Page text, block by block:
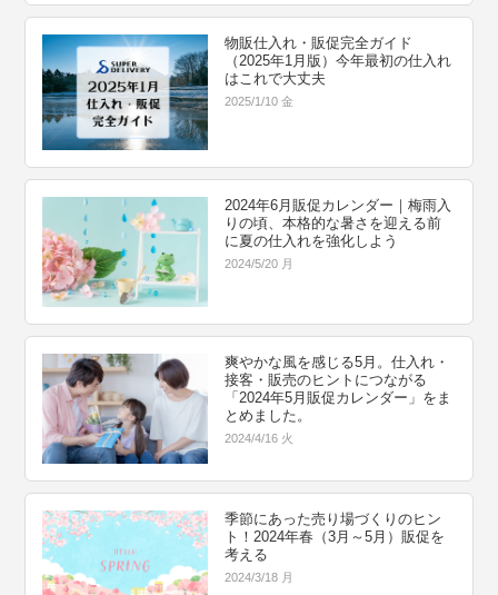
物販仕入れ・販促完全ガイド
（2025年1月版）今年最初の仕入れ
はこれで大丈夫
2025/1/10 金
2024年6月販促カレンダー｜梅雨入
りの頃、本格的な暑さを迎える前
に夏の仕入れを強化しよう
2024/5/20 月
爽やかな風を感じる5月。仕入れ・
接客・販売のヒントにつながる
「2024年5月販促カレンダー」をま
とめました。
2024/4/16 火
季節にあった売り場づくりのヒン
ト！2024年春（3月～5月）販促を
考える
2024/3/18 月